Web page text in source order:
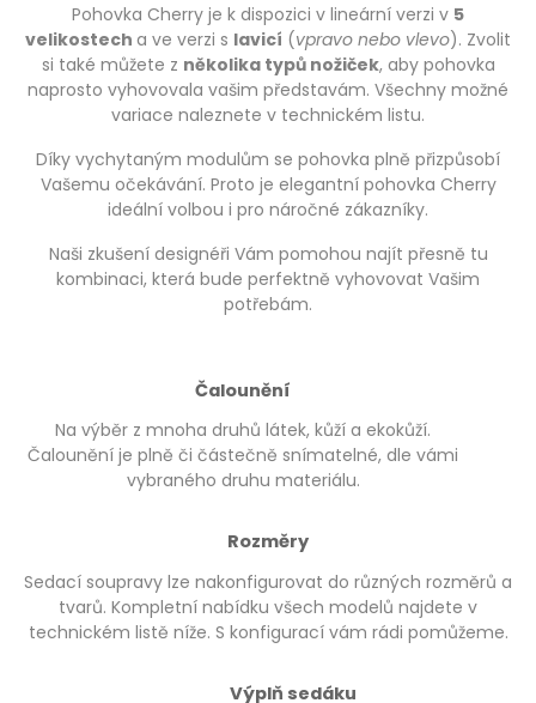
Pohovka Cherry je k dispozici v lineární verzi v 5
velikostech a ve verzi s lavicí (vpravo nebo vlevo). Zvolit
si také můžete z několika typů nožiček, aby pohovka
naprosto vyhovovala vašim představám. Všechny možné
variace naleznete v technickém listu.
Díky vychytaným modulům se pohovka plně přizpůsobí
Vašemu očekávání. Proto je elegantní pohovka Cherry
ideální volbou i pro náročné zákazníky.
Naši zkušení designéři Vám pomohou najít přesně tu
kombinaci, která bude perfektně vyhovovat Vašim
potřebám.
Čalounění
Na výběr z mnoha druhů látek, kůží a ekokůží.
Čalounění je plně či částečně snímatelné, dle vámi
vybraného druhu materiálu.
Rozměry
Sedací soupravy lze nakonfigurovat do různých rozměrů a
tvarů. Kompletní nabídku všech modelů najdete v
technickém listě níže. S konfigurací vám rádi pomůžeme.
Výplň sedáku